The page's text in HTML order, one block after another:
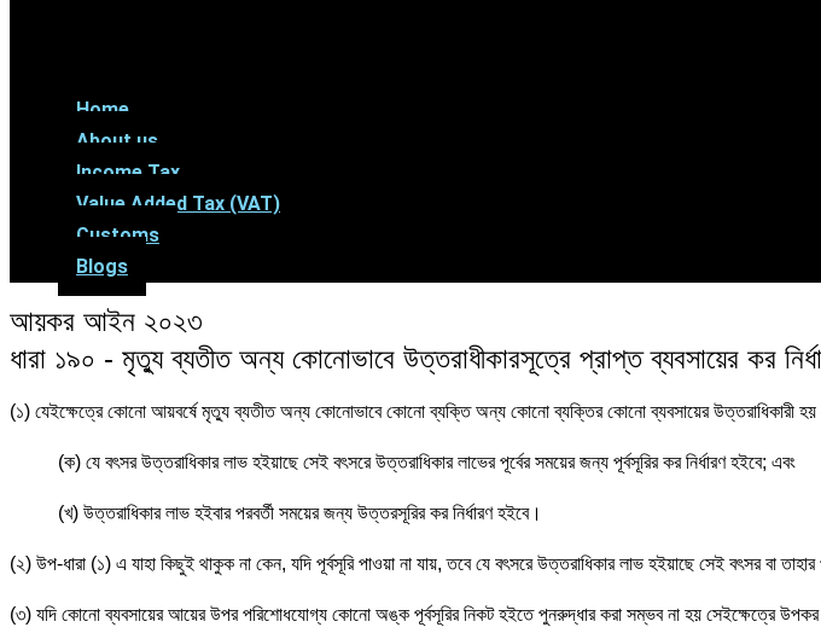
Home
About us
Income Tax
Value Added Tax (VAT)
Customs
Blogs
আয়কর আইন ২০২৩
ধারা ১৯০ - মৃত্যু ব্যতীত অন্য কোনোভাবে উত্তরাধীকারসূত্রে প্রাপ্ত ব্যবসায়ের কর
(১) যেইক্ষেত্রে কোনো আয়বর্ষে মৃত্যু ব্যতীত অন্য কোনোভাবে কোনো ব্যক্তি অন্য কোনো ব্যক্তির কোনো ব্যবসায়ের উত্তরাধিকারী হয়
(ক) যে বৎসর উত্তরাধিকার লাভ হইয়াছে সেই বৎসরে উত্তরাধিকার লাভের পূর্বের সময়ের জন্য পূর্বসূরির কর নির্ধারণ হইবে; এবং
(খ) উত্তরাধিকার লাভ হইবার পরবর্তী সময়ের জন্য উত্তরসূরির কর নির্ধারণ হইবে।
(২) উপ-ধারা (১) এ যাহা কিছুই থাকুক না কেন, যদি পূর্বসূরি পাওয়া না যায়, তবে যে বৎসরে উত্তরাধিকার লাভ হইয়াছে সেই বৎসর বা
(৩) যদি কোনো ব্যবসায়ের আয়ের উপর পরিশোধযোগ্য কোনো অঙ্ক পূর্বসূরির নিকট হইতে পুনরুদ্ধার করা সম্ভব না হয় সেইক্ষেত্রে